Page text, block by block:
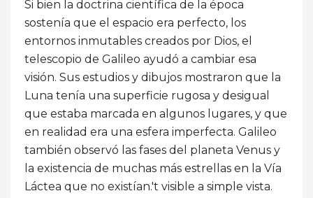
Si bien la doctrina científica de la época
sostenía que el espacio era perfecto, los
entornos inmutables creados por Dios, el
telescopio de Galileo ayudó a cambiar esa
visión. Sus estudios y dibujos mostraron que la
Luna tenía una superficie rugosa y desigual
que estaba marcada en algunos lugares, y que
en realidad era una esfera imperfecta. Galileo
también observó las fases del planeta Venus y
la existencia de muchas más estrellas en la Vía
Láctea que no existían.'t visible a simple vista.